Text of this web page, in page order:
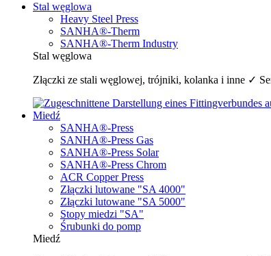
Stal węglowa
Heavy Steel Press
SANHA®-Therm
SANHA®-Therm Industry
Stal węglowa
Złączki ze stali węglowej, trójniki, kolanka i inne ✓
Miedź
SANHA®-Press
SANHA®-Press Gas
SANHA®-Press Solar
SANHA®-Press Chrom
ACR Copper Press
Złączki lutowane "SA 4000"
Złączki lutowane "SA 5000"
Stopy miedzi "SA"
Śrubunki do pomp
Miedź